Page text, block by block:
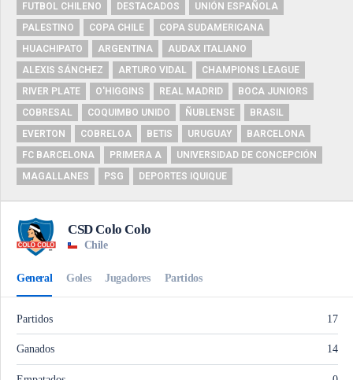
FUTBOL CHILENO
DESTACADOS
UNIÓN ESPAÑOLA
PALESTINO
COPA CHILE
COPA SUDAMERICANA
HUACHIPATO
ARGENTINA
AUDAX ITALIANO
ALEXIS SÁNCHEZ
ARTURO VIDAL
CHAMPIONS LEAGUE
RIVER PLATE
O'HIGGINS REAL MADRID
BOCA JUNIORS
COBRESAL
COQUIMBO UNIDO ÑUBLENSE
BRASIL
EVERTON
COBRELOA BETIS URUGUAY
BARCELONA
FC BARCELONA
PRIMERA A
UNIVERSIDAD DE CONCEPCIÓN
MAGALLANES
PSG DEPORTES IQUIQUE